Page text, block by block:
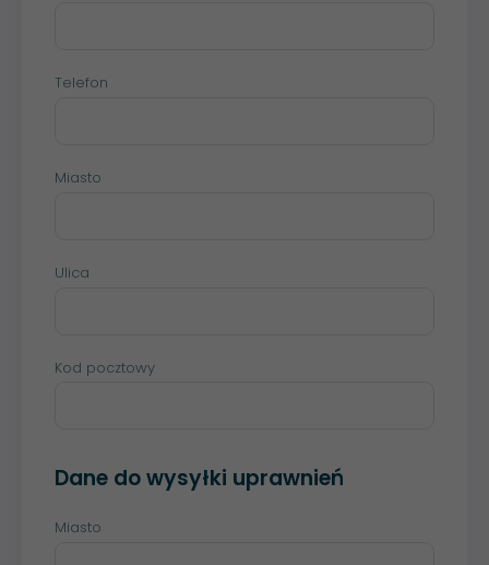
Telefon
Miasto
Ulica
Kod pocztowy
Dane do wysyłki uprawnień
Miasto